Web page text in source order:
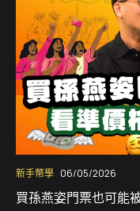
新手幣學 06/05/2026
買孫燕姿門票也可能